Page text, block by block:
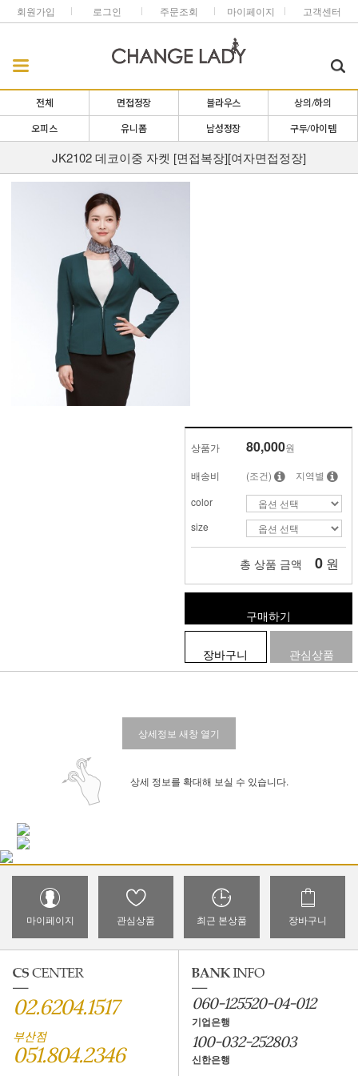
회원가입 로그인 주문조회 마이페이지 고객센터
전체 면접정장 블라우스 상의/하의
오피스 유니폼 남성정장 구두/아이템
JK2102 데코이중 자켓 [면접복장][여자면접정장]
상품가 80,000원
배송비 (조건)
지역별
color
size
총 상품 금액 0 원
구매하기
장바구니 관심상품
상세정보 새창 열기
상세 정보를 확대해 보실 수 있습니다.
마이페이지 관심상품 최근 본상품 장바구니
02.6204.1517
부산점
051.804.2346
060-125520-04-012
기업은행
100-032-252803
신한은행